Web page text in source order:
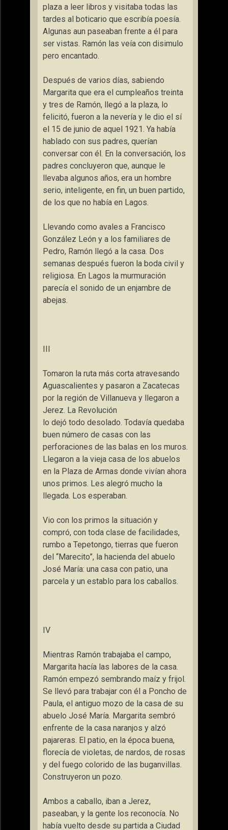
plaza a leer libros y visitaba todas las
tardes al boticario que escribía poesía.
Algunas aun paseaban frente a él para
ser vistas. Ramón las veía con disimulo
pero encantado.
Después de varios días, sabiendo
Margarita que era el cumpleaños treinta
y tres de Ramón, llegó a la plaza, lo
felicitó, fueron a la nevería y le dio el sí
el 15 de junio de aquel 1921. Ya había
hablado con sus padres, querían
conversar con él. En la conversación, los
padres concluyeron que, aunque le
llevaba algunos años, era un hombre
serio, inteligente, en fin, un buen partido,
de los que no había en Lagos.
Llevando como avales a Francisco
González León y a los familiares de
Pedro, Ramón llegó a la casa. Dos
semanas después fueron la boda civil y
religiosa. En Lagos la murmuración
parecía el sonido de un enjambre de
abejas.
III
Tomaron la ruta más corta atravesando
Aguascalientes y pasaron a Zacatecas
por la región de Villanueva y llegaron a
Jerez. La Revolución
lo dejó todo desolado. Todavía quedaba
buen número de casas con las
perforaciones de las balas en los muros.
Llegaron a la vieja casa de los abuelos
en la Plaza de Armas donde vivían ahora
unos primos. Les alegró mucho la
llegada. Los esperaban.
Vio con los primos la situación y
compró, con toda clase de facilidades,
rumbo a Tepetongo, tierras que fueron
del “Marecito”, la hacienda del abuelo
José María: una casa con patio, una
parcela y un establo para los caballos.
IV
Mientras Ramón trabajaba el campo,
Margarita hacía las labores de la casa.
Ramón empezó sembrando maíz y frijol.
Se llevó para trabajar con él a Poncho de
Paula, el antiguo mozo de la casa de su
abuelo José María. Margarita sembró
enfrente de la casa naranjos y alzó
pajareras. El patio, en la época buena,
florecía de violetas, de nardos, de rosas
y del fuego colorido de las buganvillas.
Construyeron un pozo.
Ambos a caballo, iban a Jerez,
paseaban, y la gente los reconocía. No
había vuelto desde su partida a Ciudad